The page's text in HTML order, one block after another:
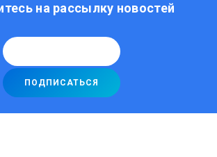
на рассылку новостей